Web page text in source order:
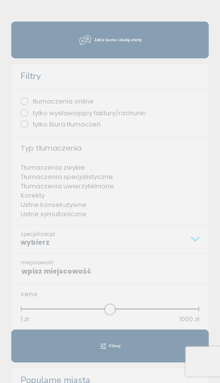
Załóż konto i dodaj ofertę
Filtry
tłumaczenia online
tylko wystawiający faktury/rachunki
tylko Biura tłumaczeń
Typ tłumaczenia
Tłumaczenia zwykłe
Tłumaczenia specjalistyczne
Tłumaczenia uwierzytelnione
Korekty
Ustne konsekutywne
Ustne symultaniczne
specjalizacja
wybierz
miejscowość
cena
1 zł 1000 zł
Filtruj
Popularne miasta